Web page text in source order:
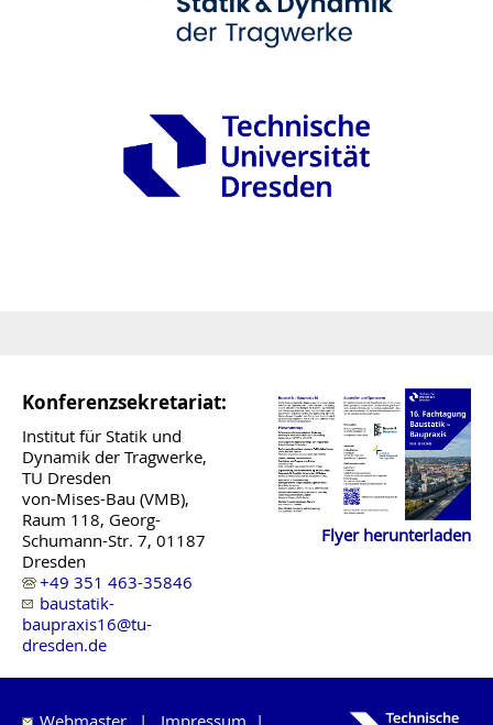
Konferenzsekretariat:
Institut für Statik und
Dynamik der Tragwerke,
TU Dresden
von-Mises-Bau (VMB),
Raum 118, Georg-
Schumann-Str. 7, 01187
Dresden
+49 351 463-35846
baustatik-
baupraxis16@tu-
dresden.de
Flyer herunterladen